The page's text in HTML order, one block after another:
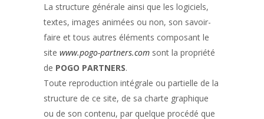
La structure générale ainsi que les logiciels,
textes, images animées ou non, son savoir-
faire et tous autres éléments composant le
site www.pogo-partners.com sont la propriété
de POGO PARTNERS.
Toute reproduction intégrale ou partielle de la
structure de ce site, de sa charte graphique
ou de son contenu, par quelque procédé que